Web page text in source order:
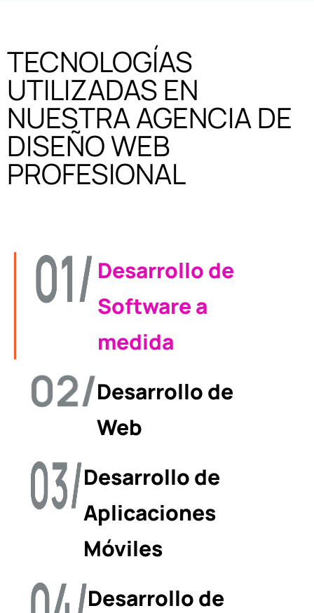
TECNOLOGÍAS
UTILIZADAS EN
NUESTRA AGENCIA DE
DISEÑO WEB
PROFESIONAL
Desarrollo de
Software a
medida
Desarrollo de
Web
Desarrollo de
Aplicaciones
Móviles
Desarrollo de